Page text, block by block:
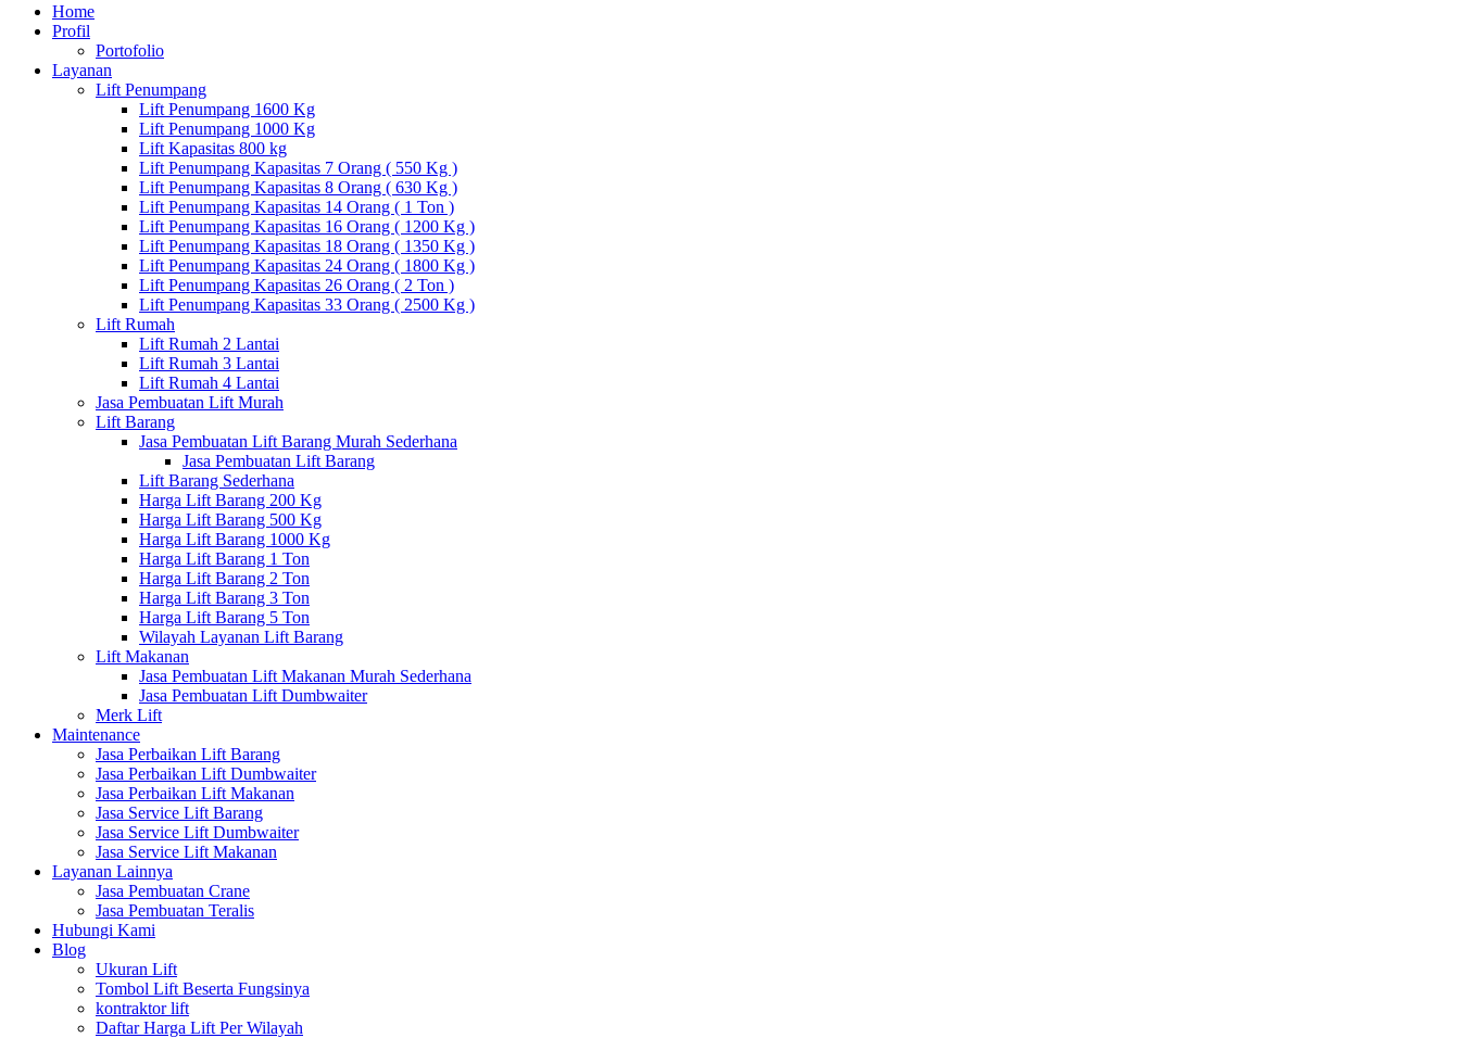
Home
Profil
Portofolio
Layanan
Lift Penumpang
Lift Penumpang 1600 Kg
Lift Penumpang 1000 Kg
Lift Kapasitas 800 kg
Lift Penumpang Kapasitas 7 Orang ( 550 Kg )
Lift Penumpang Kapasitas 8 Orang ( 630 Kg )
Lift Penumpang Kapasitas 14 Orang ( 1 Ton )
Lift Penumpang Kapasitas 16 Orang ( 1200 Kg )
Lift Penumpang Kapasitas 18 Orang ( 1350 Kg )
Lift Penumpang Kapasitas 24 Orang ( 1800 Kg )
Lift Penumpang Kapasitas 26 Orang ( 2 Ton )
Lift Penumpang Kapasitas 33 Orang ( 2500 Kg )
Lift Rumah
Lift Rumah 2 Lantai
Lift Rumah 3 Lantai
Lift Rumah 4 Lantai
Jasa Pembuatan Lift Murah
Lift Barang
Jasa Pembuatan Lift Barang Murah Sederhana
Jasa Pembuatan Lift Barang
Lift Barang Sederhana
Harga Lift Barang 200 Kg
Harga Lift Barang 500 Kg
Harga Lift Barang 1000 Kg
Harga Lift Barang 1 Ton
Harga Lift Barang 2 Ton
Harga Lift Barang 3 Ton
Harga Lift Barang 5 Ton
Wilayah Layanan Lift Barang
Lift Makanan
Jasa Pembuatan Lift Makanan Murah Sederhana
Jasa Pembuatan Lift Dumbwaiter
Merk Lift
Maintenance
Jasa Perbaikan Lift Barang
Jasa Perbaikan Lift Dumbwaiter
Jasa Perbaikan Lift Makanan
Jasa Service Lift Barang
Jasa Service Lift Dumbwaiter
Jasa Service Lift Makanan
Layanan Lainnya
Jasa Pembuatan Crane
Jasa Pembuatan Teralis
Hubungi Kami
Blog
Ukuran Lift
Tombol Lift Beserta Fungsinya
kontraktor lift
Daftar Harga Lift Per Wilayah